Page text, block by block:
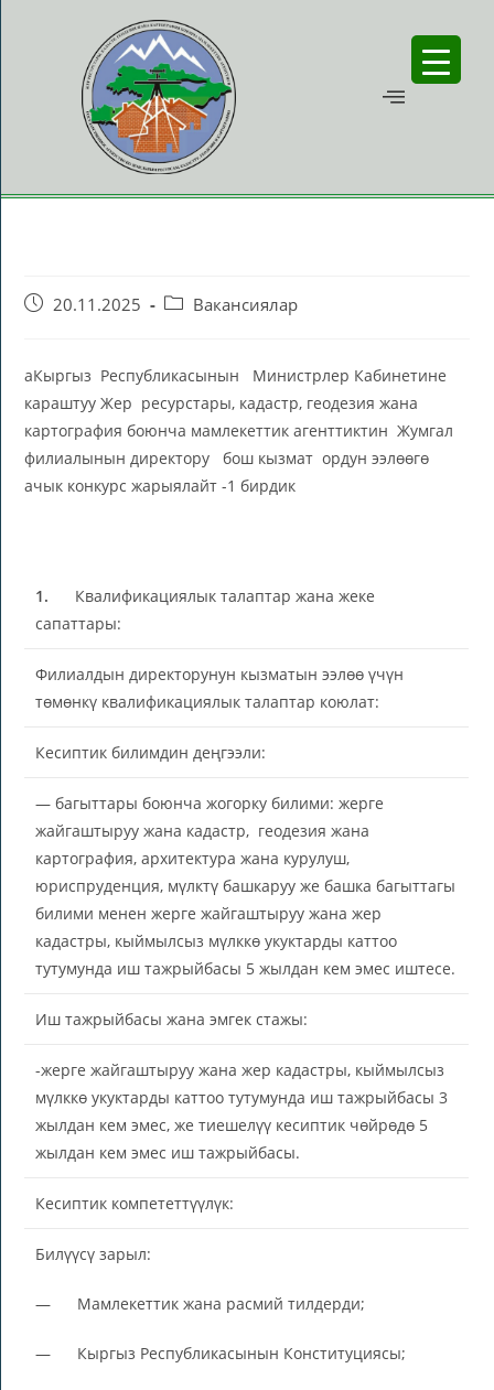
20.11.2025 Вакансиялар
aКыргыз Республикасынын Министрлер Кабинетине
караштуу Жер ресурстары, кадастр, геодезия жана
картография боюнча мамлекеттик агенттиктин Жумгал
филиалынын директору бош кызмат ордун ээлөөгө
ачык конкурс жарыялайт -1 бирдик
1. Квалификациялык талаптар жана жеке
сапаттары:
Филиалдын директорунун кызматын ээлөө үчүн
төмөнкү квалификациялык талаптар коюлат:
Кесиптик билимдин деңгээли:
— багыттары боюнча жогорку билими: жерге
жайгаштыруу жана кадастр, геодезия жана
картография, архитектура жана курулуш,
юриспруденция, мүлктү башкаруу же башка багыттагы
билими менен жерге жайгаштыруу жана жер
кадастры, кыймылсыз мүлккө укуктарды каттоо
тутумунда иш тажрыйбасы 5 жылдан кем эмес иштесе.
Иш тажрыйбасы жана эмгек стажы:
-жерге жайгаштыруу жана жер кадастры, кыймылсыз
мүлккө укуктарды каттоо тутумунда иш тажрыйбасы 3
жылдан кем эмес, же тиешелүү кесиптик чөйрөдө 5
жылдан кем эмес иш тажрыйбасы.
Кесиптик компететтүүлүк:
Билүүсү зарыл:
— Мамлекеттик жана расмий тилдерди;
— Кыргыз Республикасынын Конституциясы;